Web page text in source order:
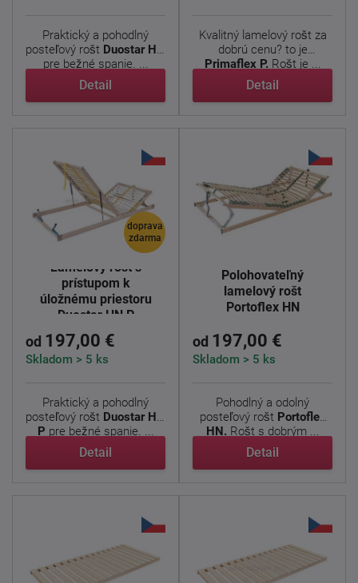
Praktický a pohodlný
posteľový rošt Duostar HN
pre bežné spanie. ...
Detail
Kvalitný lamelový rošt za
dobrú cenu? to je
Primaflex P. Rošt je ...
Detail
doprava
zdarma
Lamelový rošt s
prístupom k
úložnému priestoru
Duostar HN P
od 197,00 €
Skladom > 5 ks
Praktický a pohodlný
posteľový rošt Duostar HN
P pre bežné spanie. ...
Detail
Polohovateľný
lamelový rošt
Portoflex HN
od 197,00 €
Skladom > 5 ks
Pohodlný a odolný
posteľový rošt Portoflex
HN. Rošt s dobrým ...
Detail